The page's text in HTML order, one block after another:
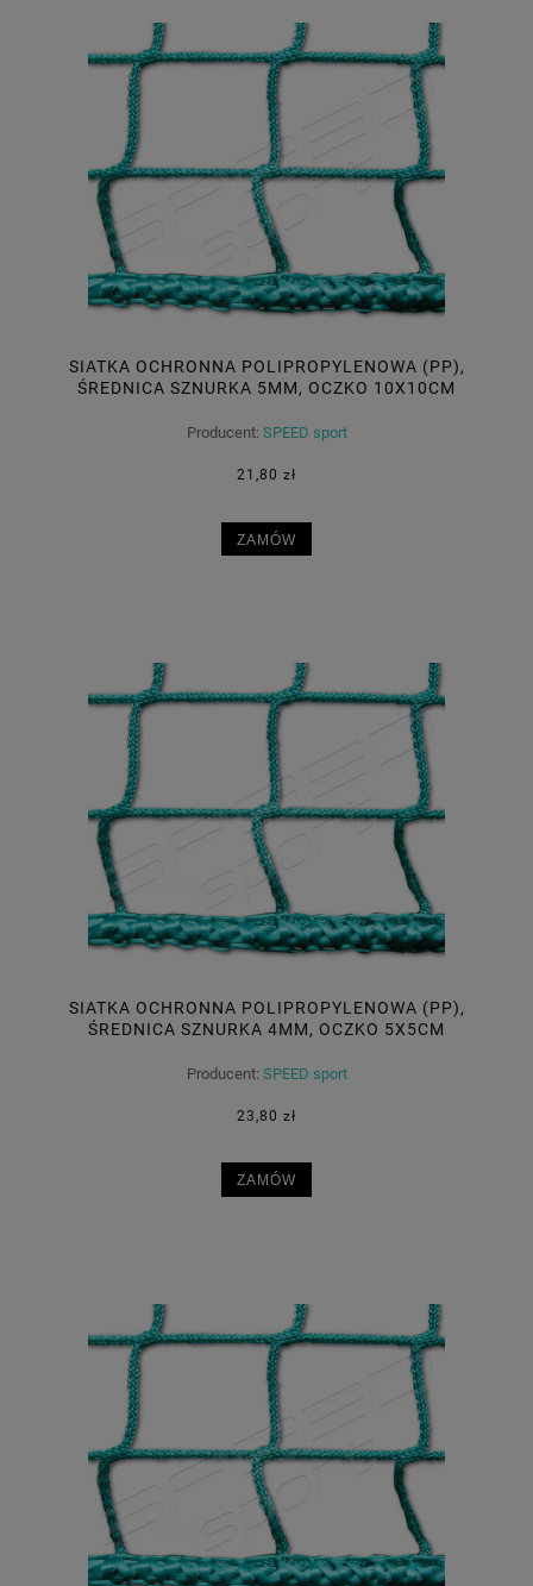
SIATKA OCHRONNA POLIPROPYLENOWA (PP),
ŚREDNICA SZNURKA 5MM, OCZKO 10X10CM
Producent: SPEED sport
21,80 zł
ZAMÓW
SIATKA OCHRONNA POLIPROPYLENOWA (PP),
ŚREDNICA SZNURKA 4MM, OCZKO 5X5CM
Producent: SPEED sport
23,80 zł
ZAMÓW